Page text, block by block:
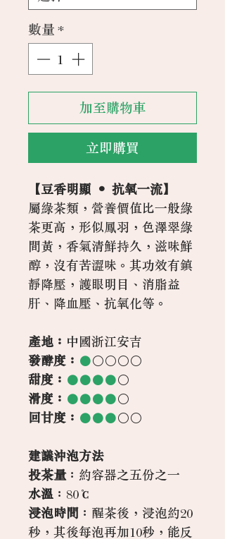
數量 *
加至購物車
立即購買
【豆香明顯 ‧ 抗氧一流】
屬綠茶類，營養價值比一般綠
茶更高，形似鳳羽，色澤翠綠
間黃，香氣清鮮持久，滋味鮮
醇，沒有苦澀味。其功效有鎮
靜降壓，護眼明目、消脂益
肝、降血壓、抗氧化等。
產地： 中國浙江安吉
發酵度： ●○○○○
甜度： ●●●●○
滑度： ●●●●○
回甘度： ●●●○○
建議沖泡方法
投茶量：約容器之五份之一
水溫 ：80℃
浸泡時間 ：醒茶後，浸泡約20
秒，其後每泡再加10秒，能反